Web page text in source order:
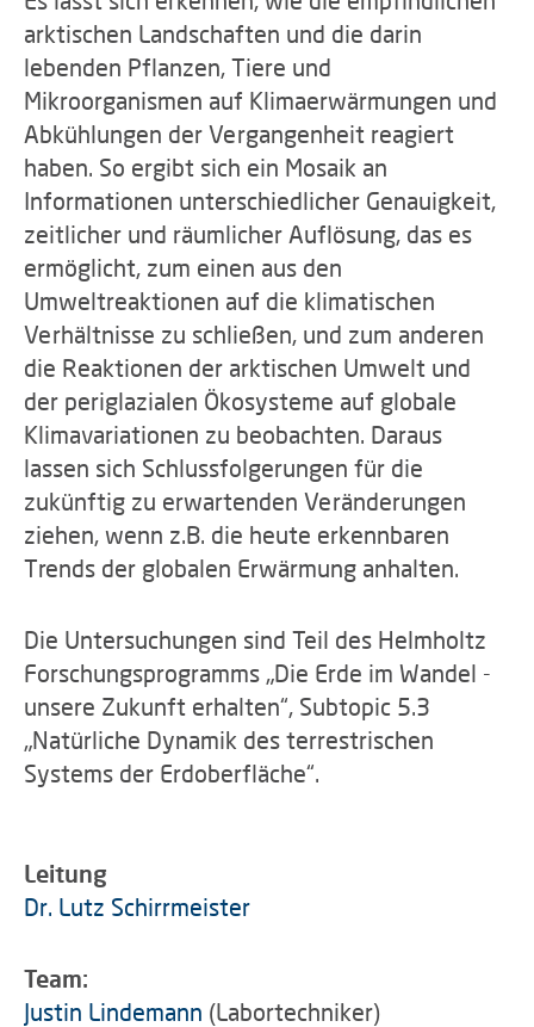
arktischen Landschaften und die darin
lebenden Pflanzen, Tiere und
Mikroorganismen auf Klimaerwärmungen und
Abkühlungen der Vergangenheit reagiert
haben. So ergibt sich ein Mosaik an
Informationen unterschiedlicher Genauigkeit,
zeitlicher und räumlicher Auflösung, das es
ermöglicht, zum einen aus den
Umweltreaktionen auf die klimatischen
Verhältnisse zu schließen, und zum anderen
die Reaktionen der arktischen Umwelt und
der periglazialen Ökosysteme auf globale
Klimavariationen zu beobachten. Daraus
lassen sich Schlussfolgerungen für die
zukünftig zu erwartenden Veränderungen
ziehen, wenn z.B. die heute erkennbaren
Trends der globalen Erwärmung anhalten.
Die Untersuchungen sind Teil des Helmholtz
Forschungsprogramms „Die Erde im Wandel -
unsere Zukunft erhalten“, Subtopic 5.3
„Natürliche Dynamik des terrestrischen
Systems der Erdoberfläche“.
Leitung
Dr. Lutz Schirrmeister
Team:
Justin Lindemann (Labortechniker)